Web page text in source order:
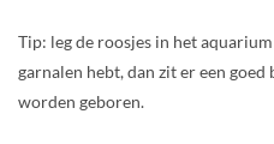
Tip: leg de roosjes in het
garnalen hebt, dan zit er een
worden geboren.